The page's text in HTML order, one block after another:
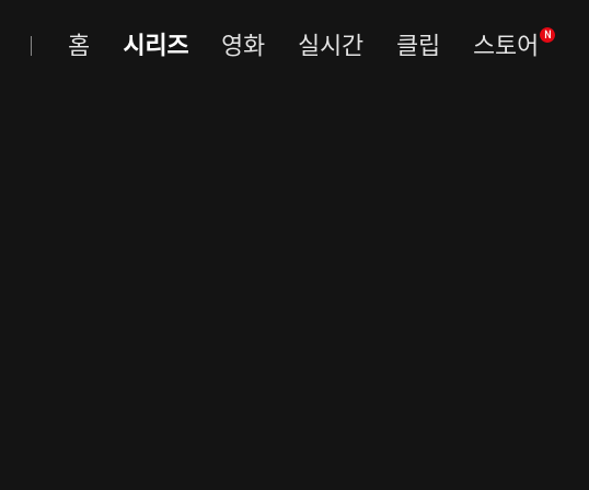
홈 시리즈 영화 실시간 클립 스토어 N